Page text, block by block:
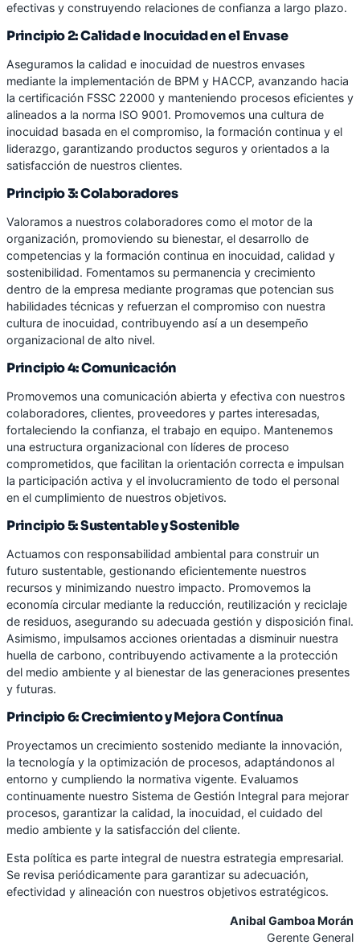
efectivas y construyendo relaciones de confianza a largo plazo.
Principio 2: Calidad e Inocuidad en el Envase
Aseguramos la calidad e inocuidad de nuestros envases
mediante la implementación de BPM y HACCP, avanzando hacia
la certificación FSSC 22000 y manteniendo procesos eficientes y
alineados a la norma ISO 9001. Promovemos una cultura de
inocuidad basada en el compromiso, la formación continua y el
liderazgo, garantizando productos seguros y orientados a la
satisfacción de nuestros clientes.
Principio 3: Colaboradores
Valoramos a nuestros colaboradores como el motor de la
organización, promoviendo su bienestar, el desarrollo de
competencias y la formación continua en inocuidad, calidad y
sostenibilidad. Fomentamos su permanencia y crecimiento
dentro de la empresa mediante programas que potencian sus
habilidades técnicas y refuerzan el compromiso con nuestra
cultura de inocuidad, contribuyendo así a un desempeño
organizacional de alto nivel.
Principio 4: Comunicación
Promovemos una comunicación abierta y efectiva con nuestros
colaboradores, clientes, proveedores y partes interesadas,
fortaleciendo la confianza, el trabajo en equipo. Mantenemos
una estructura organizacional con líderes de proceso
comprometidos, que facilitan la orientación correcta e impulsan
la participación activa y el involucramiento de todo el personal
en el cumplimiento de nuestros objetivos.
Principio 5: Sustentable y Sostenible
Actuamos con responsabilidad ambiental para construir un
futuro sustentable, gestionando eficientemente nuestros
recursos y minimizando nuestro impacto. Promovemos la
economía circular mediante la reducción, reutilización y reciclaje
de residuos, asegurando su adecuada gestión y disposición final.
Asimismo, impulsamos acciones orientadas a disminuir nuestra
huella de carbono, contribuyendo activamente a la protección
del medio ambiente y al bienestar de las generaciones presentes
y futuras.
Principio 6: Crecimiento y Mejora Contínua
Proyectamos un crecimiento sostenido mediante la innovación,
la tecnología y la optimización de procesos, adaptándonos al
entorno y cumpliendo la normativa vigente. Evaluamos
continuamente nuestro Sistema de Gestión Integral para mejorar
procesos, garantizar la calidad, la inocuidad, el cuidado del
medio ambiente y la satisfacción del cliente.
Esta política es parte integral de nuestra estrategia empresarial.
Se revisa periódicamente para garantizar su adecuación,
efectividad y alineación con nuestros objetivos estratégicos.
Anibal Gamboa Morán
Gerente General